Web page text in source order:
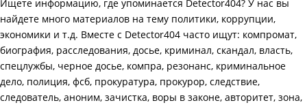
Ищете информацию, где упоминается Detector404? У нас вы
найдете много материалов на тему политики, коррупции,
экономики и т.д. Вместе с Detector404 часто ищут: компромат,
биография, расследования, досье, криминал, скандал, власть,
спецлужбы, черное досье, компра, резонанс, криминальное
дело, полиция, фсб, прокуратура, прокурор, следствие,
следователь, аноним, зачистка, воры в законе, авторитет, зона,